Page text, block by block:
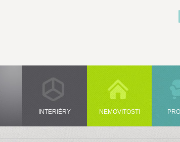
INTERIÉRY NEMOVITOSTI